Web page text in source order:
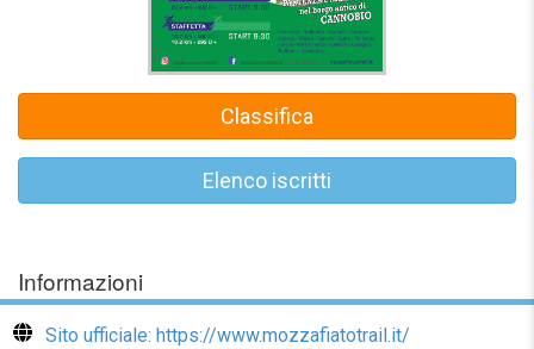
Informazioni
Sito ufficiale: https://www.mozzafiatotrail.it/
Classifica
Elenco iscritti